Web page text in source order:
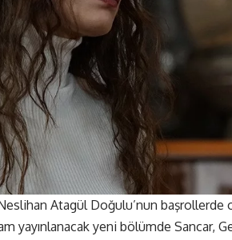
Atagül Doğulu’nun başrollerde
yayınlanacak yeni bölümde Sancar,